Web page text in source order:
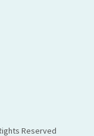
Reserved